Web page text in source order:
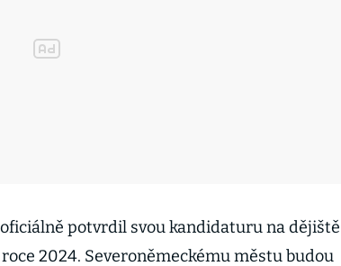
potvrdil svou kandidaturu na dějiště
2024. Severoněmeckému městu budou